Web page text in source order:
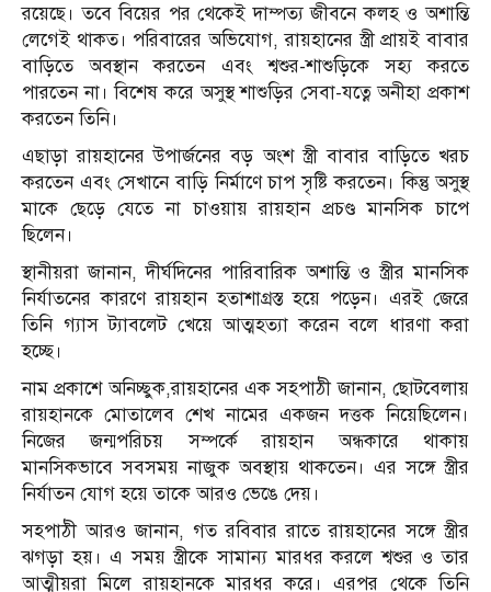
রয়েছে। তবে বিয়ের পর থেকেই দাম্পত্য জীবনে কলহ ও অশান্তি
লেগেই থাকত। পরিবারের অভিযোগ, রায়হানের স্ত্রী প্রায়ই বাবার
বাড়িতে অবস্থান করতেন এবং শ্বশুর-শাশুড়িকে সহ্য করতে
পারতেন না। বিশেষ করে অসুস্থ শাশুড়ির সেবা-যত্নে অনীহা প্রকাশ
করতেন তিনি।
এছাড়া রায়হানের উপার্জনের বড় অংশ স্ত্রী বাবার বাড়িতে খরচ
করতেন এবং সেখানে বাড়ি নির্মাণে চাপ সৃষ্টি করতেন। কিন্তু অসুস্থ
মাকে ছেড়ে যেতে না চাওয়ায় রায়হান প্রচণ্ড মানসিক চাপে
ছিলেন।
স্থানীয়রা জানান, দীর্ঘদিনের পারিবারিক অশান্তি ও স্ত্রীর মানসিক
নির্যাতনের কারণে রায়হান হতাশাগ্রস্ত হয়ে পড়েন। এরই জেরে
তিনি গ্যাস ট্যাবলেট খেয়ে আত্মহত্যা করেন বলে ধারণা করা
হচ্ছে।
নাম প্রকাশে অনিচ্ছুক,রায়হানের এক সহপাঠী জানান, ছোটবেলায়
রায়হানকে মোতালেব শেখ নামের একজন দত্তক নিয়েছিলেন।
নিজের জন্মপরিচয় সম্পর্কে রায়হান অন্ধকারে থাকায়
মানসিকভাবে সবসময় নাজুক অবস্থায় থাকতেন। এর সঙ্গে স্ত্রীর
নির্যাতন যোগ হয়ে তাকে আরও ভেঙে দেয়।
সহপাঠী আরও জানান, গত রবিবার রাতে রায়হানের সঙ্গে স্ত্রীর
ঝগড়া হয়। এ সময় স্ত্রীকে সামান্য মারধর করলে শ্বশুর ও তার
আত্মীয়রা মিলে রায়হানকে মারধর করে। এরপর থেকে তিনি